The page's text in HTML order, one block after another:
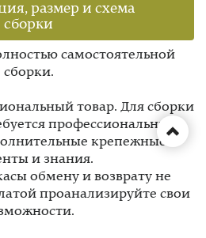
размер и схема
сборки
самостоятельной
сборки.
товар. Для сборки
профессиональный
крепежные
и знания.
обмену и возврату не
проанализируйте свои